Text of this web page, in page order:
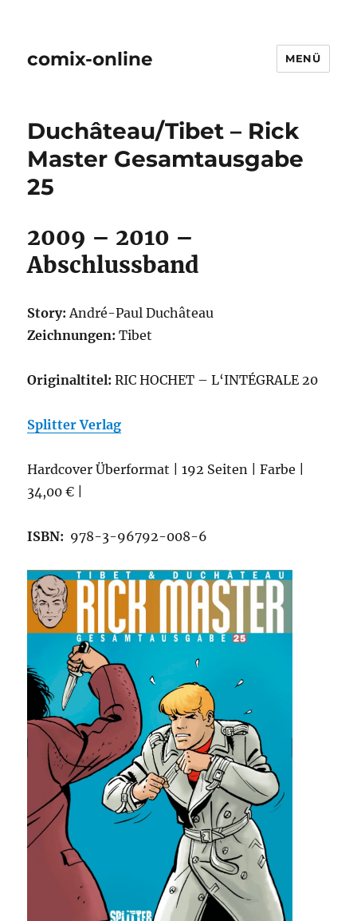
comix-online MENÜ
Duchâteau/Tibet – Rick
Master Gesamtausgabe
25
2009 – 2010 –
Abschlussband
Story:André-Paul Duchâteau
Zeichnungen:Tibet
Originaltitel:RIC HOCHET – L‘INTÉGRALE 20
Splitter Verlag
Hardcover Überformat | 192 Seiten | Farbe |
34,00 € |
ISBN: 978-3-96792-008-6